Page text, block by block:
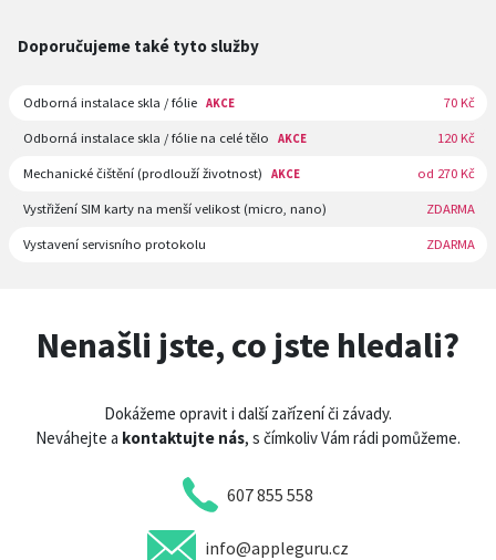
Doporučujeme také tyto služby
Odborná instalace skla / fólie AKCE 70 Kč
Odborná instalace skla / fólie na celé tělo AKCE 120 Kč
Mechanické čištění (prodlouží životnost) AKCE od 270 Kč
Vystřižení SIM karty na menší velikost (micro, nano) ZDARMA
Vystavení servisního protokolu ZDARMA
Nenašli jste, co jste hledali?
Dokážeme opravit i další zařízení či závady.
Neváhejte a kontaktujte nás, s čímkoliv Vám rádi pomůžeme.
607 855 558
info@appleguru.cz